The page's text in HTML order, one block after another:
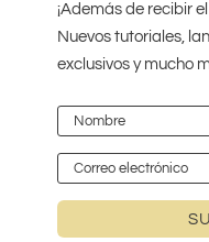
¡Además de recibir
Nuevos tutoriales,
exclusivos y mucho